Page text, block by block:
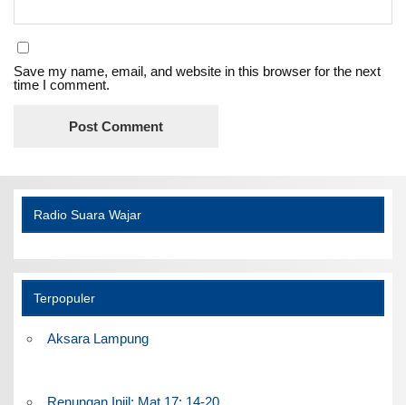
Save my name, email, and website in this browser for the next
time I comment.
Radio Suara Wajar
Terpopuler
Aksara Lampung
Renungan Injil: Mat 17: 14-20